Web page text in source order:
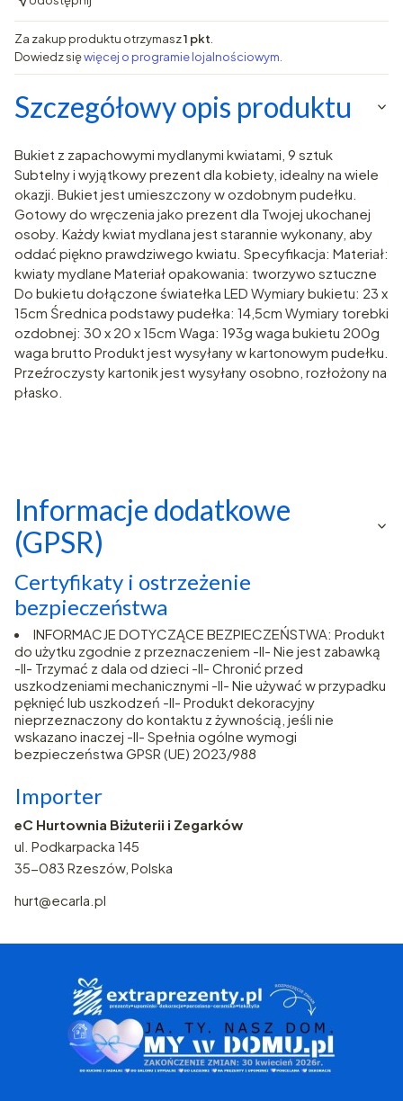
Za zakup produktu otrzymasz1 pkt
Dowiedz sięwięcej o programie lojalnościowym.
Szczegółowy opis produktu
Bukiet z zapachowymi mydlanymi kwiatami, 9 sztuk
Subtelny i wyjątkowy prezent dla kobiety, idealny na wiele
okazji. Bukiet jest umieszczony w ozdobnym pudełku.
Gotowy do wręczenia jako prezent dla Twojej ukochanej
osoby. Każdy kwiat mydlana jest starannie wykonany, aby
oddać piękno prawdziwego kwiatu. Specyfikacja: Materiał:
kwiaty mydlane Materiał opakowania: tworzywo sztuczne
Do bukietu dołączone światełka LED Wymiary bukietu: 23 x
15cm Średnica podstawy pudełka: 14,5cm Wymiary torebki
ozdobnej: 30 x 20 x 15cm Waga: 193g waga bukietu 200g
waga brutto Produkt jest wysyłany w kartonowym pudełku.
Przeźroczysty kartonik jest wysyłany osobno, rozłożony na
płasko.
Informacje dodatkowe
(GPSR)
Certyfikaty i ostrzeżenie
bezpieczeństwa
INFORMACJE DOTYCZĄCE BEZPIECZEŃSTWA: Produkt
do użytku zgodnie z przeznaczeniem -II- Nie jest zabawką
-II- Trzymać z dala od dzieci -II- Chronić przed
uszkodzeniami mechanicznymi -II- Nie używać w przypadku
pęknięć lub uszkodzeń -II- Produkt dekoracyjny
nieprzeznaczony do kontaktu z żywnością, jeśli nie
wskazano inaczej -II- Spełnia ogólne wymogi
bezpieczeństwa GPSR (UE) 2023/988
Importer
eC Hurtownia Biżuterii i Zegarków
ul. Podkarpacka 145
35-083 Rzeszów, Polska
hurt@ecarla.pl